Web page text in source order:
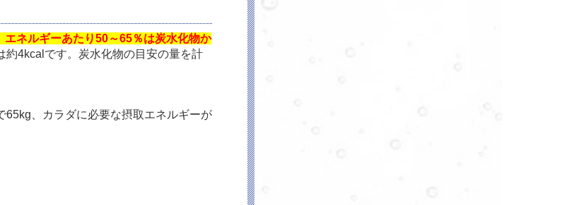
ネルギーあたり50～65％は炭水化物か
約4kcalです。炭水化物の目安の量を計
65kg、カラダに必要な摂取エネルギーが